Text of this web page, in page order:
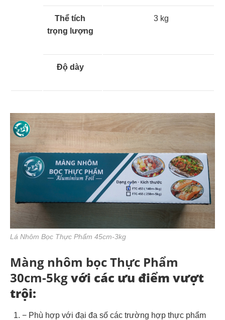
Thể tích
trọng lượng
3 kg
Độ dày
Lá Nhôm Bọc Thực Phẩm 45cm-3kg
Màng nhôm bọc Thực Phẩm
30cm-5kgvới các ưu điểm vượt
trội:
− Phù hợp với đại đa số các trường hợp thực phẩm